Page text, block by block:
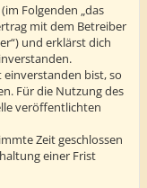
Folgenden „das
mit dem Betreiber
und erklärst dich
bist, so
Für die Nutzung des
veröffentlichten
Zeit geschlossen
einer Frist